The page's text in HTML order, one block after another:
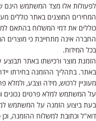
לפעולות אלו מצד המשתמש הינם
המחירים המוצגים באתר כוללים
כוללים את דמי המשלוח בהתאם
החברה אינה מתחייבת כי מוצרים
בכל המידות.
הזמנת מוצר ורכישתו באתר
באתר. בתהליך ההזמנה בחירתו
מעוניין לרכוש, מידה וצבע,
על המשתמש למלא פרטים נכונים
בעת ביצוע הזמנה על המשתמש
דוא"ל וכתובת למשלוח ההזמנה,